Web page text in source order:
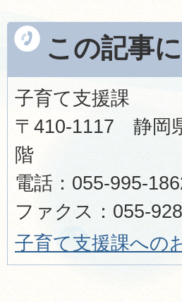
この記事
子育て支援課
〒410-1117 静岡
階
電話：055-995-
ファクス：055-
子育て支援課への